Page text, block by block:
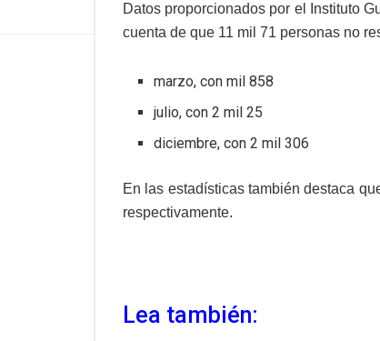
Datos proporcionados por el Instituto
cuenta de que 11 mil 71 personas no
marzo, con mil 858
julio, con 2 mil 25
diciembre, con 2 mil 306
En las estadísticas también destaca
respectivamente.
Lea también: